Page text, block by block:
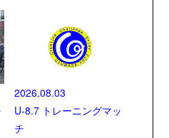
2026.08.03
U-8.7 トレーニングマッ
チ